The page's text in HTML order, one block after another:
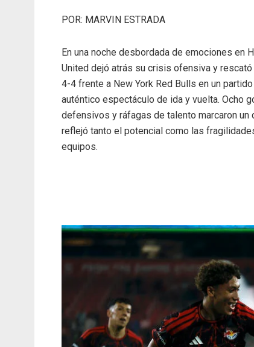
POR: MARVIN ESTRADA
En una noche desbordada de emociones en
United dejó atrás su crisis ofensiva y rescató
4-4 frente a New York Red Bulls en un
auténtico espectáculo de ida y vuelta. Ocho
defensivos y ráfagas de talento marcaron un
reflejó tanto el potencial como las
equipos.